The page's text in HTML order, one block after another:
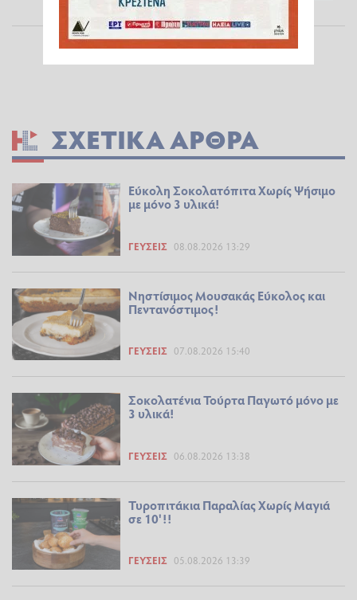
ΣΧΕΤΙΚΆ ΆΡΘΡΑ
Εύκολη Σοκολατόπιτα Χωρίς Ψήσιμο
με μόνο 3 υλικά!
ΓΕΎΣΕΙΣ 08.08.2026 13:29
Νηστίσιμος Μουσακάς Εύκολος και
Πεντανόστιμος!
ΓΕΎΣΕΙΣ 07.08.2026 15:40
Σοκολατένια Τούρτα Παγωτό μόνο με
3 υλικά!
ΓΕΎΣΕΙΣ 06.08.2026 13:38
Τυροπιτάκια Παραλίας Χωρίς Μαγιά
σε 10'!!
ΓΕΎΣΕΙΣ 05.08.2026 13:39